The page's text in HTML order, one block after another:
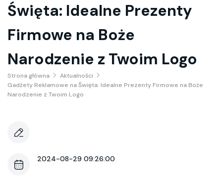
Święta: Idealne Prezenty
Firmowe na Boże
Narodzenie z Twoim Logo
Strona główna
Aktualności
Gadżety Reklamowe na Święta: Idealne Prezenty Firmowe na Boże
Narodzenie z Twoim Logo
2024-08-29 09:26:00